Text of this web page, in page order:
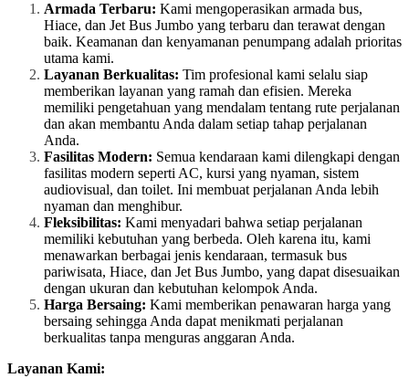
Armada Terbaru: Kami mengoperasikan armada bus,
Hiace, dan Jet Bus Jumbo yang terbaru dan terawat dengan
baik. Keamanan dan kenyamanan penumpang adalah prioritas
utama kami.
Layanan Berkualitas: Tim profesional kami selalu siap
memberikan layanan yang ramah dan efisien. Mereka
memiliki pengetahuan yang mendalam tentang rute perjalanan
dan akan membantu Anda dalam setiap tahap perjalanan
Anda.
Fasilitas Modern: Semua kendaraan kami dilengkapi dengan
fasilitas modern seperti AC, kursi yang nyaman, sistem
audiovisual, dan toilet. Ini membuat perjalanan Anda lebih
nyaman dan menghibur.
Fleksibilitas: Kami menyadari bahwa setiap perjalanan
memiliki kebutuhan yang berbeda. Oleh karena itu, kami
menawarkan berbagai jenis kendaraan, termasuk bus
pariwisata, Hiace, dan Jet Bus Jumbo, yang dapat disesuaikan
dengan ukuran dan kebutuhan kelompok Anda.
Harga Bersaing: Kami memberikan penawaran harga yang
bersaing sehingga Anda dapat menikmati perjalanan
berkualitas tanpa menguras anggaran Anda.
Layanan Kami: